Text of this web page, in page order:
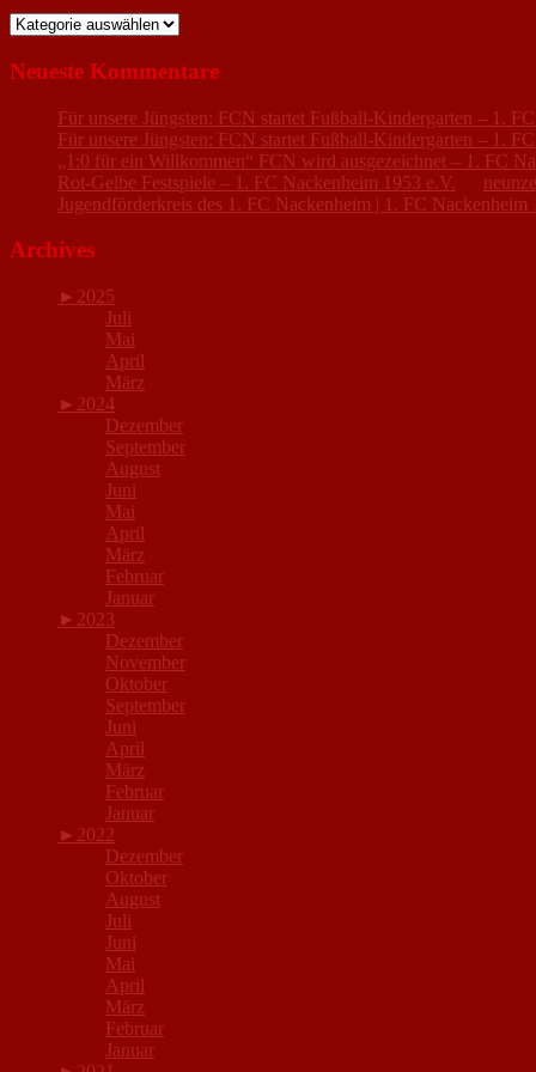
Kategorien
Neueste Kommentare
Für unsere Jüngsten: FCN startet Fußball-Kindergarten – 1.
Für unsere Jüngsten: FCN startet Fußball-Kindergarten – 1.
„1:0 für ein Willkommen“ FCN wird ausgezeichnet – 1. FC
Rot-Gelbe Festspiele – 1. FC Nackenheim 1953 e.V.
Jugendförderkreis des 1. FC Nackenheim | 1. FC Nackenheim
Archives
► 2025
Juli
Mai
April
März
► 2024
Dezember
September
August
Juni
Mai
April
März
Februar
Januar
► 2023
Dezember
November
Oktober
September
Juni
April
März
Februar
Januar
► 2022
Dezember
Oktober
August
Juli
Juni
Mai
April
März
Februar
Januar